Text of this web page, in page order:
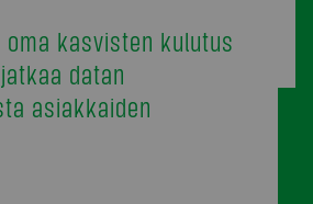
oma kasvisten kulutus
datan
asiakkaiden